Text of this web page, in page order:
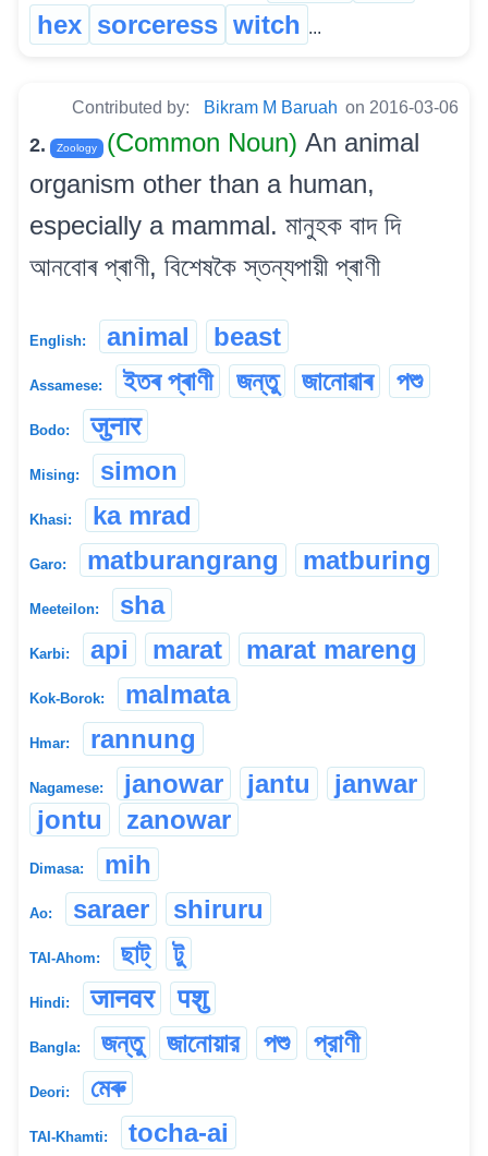
hex sorceress witch ...
Contributed by: Bikram M Baruah on 2016-03-06
2. Zoology (Common Noun) An animal
organism other than a human,
especially a mammal. মানুহক বাদ দি
আনবোৰ প্ৰাণী, বিশেষকৈ স্তন্যপায়ী প্ৰাণী
English: animal beast
Assamese: ইতৰ প্ৰাণী জন্তু জানোৱাৰ পশু
Bodo: जुनार
Mising: simon
Khasi: ka mrad
Garo: matburangrang matburing
Meeteilon: sha
Karbi: api marat marat mareng
Kok-Borok: malmata
Hmar: rannung
Nagamese: janowar jantu
janwar
jontu
zanowar
Dimasa: mih
Ao: saraer shiruru
TAI-Ahom: ছাট্ টু
Hindi: जानवर पशु
Bangla: জন্তু জানোয়ার পশু প্রাণী
Deori: মেৰু
TAI-Khamti: tocha-ai